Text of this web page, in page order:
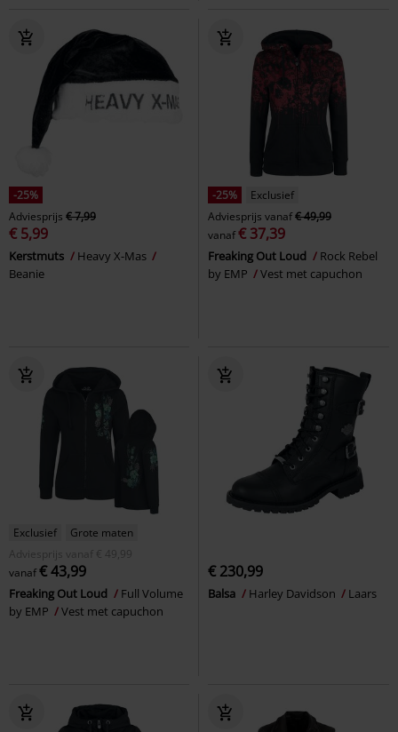
-25%
Adviesprijs € 7,99
€ 5,99
Kerstmuts
Heavy X-Mas
Beanie
-25%
Exclusief
Adviesprijs vanaf€ 49,99
vanaf€ 37,39
Freaking Out Loud
Rock Rebel
by EMP
Vest met capuchon
Exclusief
Grote maten
Adviesprijs
vanaf € 49,99
vanaf€ 43,99
Freaking Out Loud
Full Volume
by EMP
Vest met capuchon
€ 230,99
Balsa Harley Davidson Laars